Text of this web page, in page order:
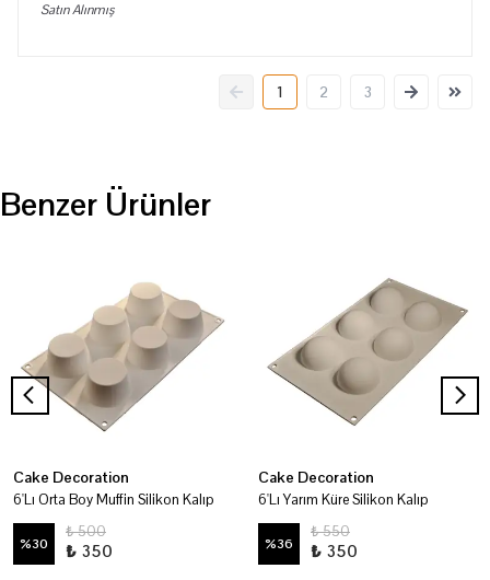
Satın Alınmış
1 2 3
Benzer Ürünler
Cake Decoration
6'Lı Orta Boy Muffin Silikon Kalıp
%30
₺ 500
₺ 350
Cake Decoration
6'Lı Yarım Küre Silikon Kalıp
%36
₺ 550
₺ 350